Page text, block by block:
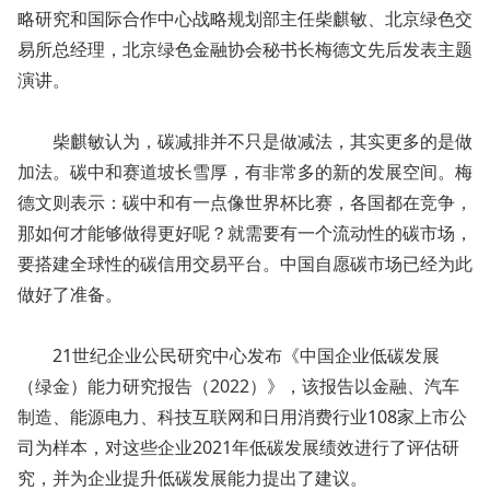
略研究和国际合作中心战略规划部主任柴麒敏、北京绿色交
易所总经理，北京绿色金融协会秘书长梅德文先后发表主题
演讲。
柴麒敏认为，碳减排并不只是做减法，其实更多的是做
加法。碳中和赛道坡长雪厚，有非常多的新的发展空间。梅
德文则表示：碳中和有一点像世界杯比赛，各国都在竞争，
那如何才能够做得更好呢？就需要有一个流动性的碳市场，
要搭建全球性的碳信用交易平台。中国自愿碳市场已经为此
做好了准备。
21世纪企业公民研究中心发布《中国企业低碳发展
（绿金）能力研究报告（2022）》，该报告以金融、汽车
制造、能源电力、科技互联网和日用消费行业108家上市公
司为样本，对这些企业2021年低碳发展绩效进行了评估研
究，并为企业提升低碳发展能力提出了建议。